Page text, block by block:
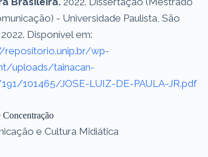
- Universidade Paulista, São
Disponível em:
repositorio.unip.br/wp-
uploads/tainacan-
101465/JOSE-LUIZ-DE-PAULA-JR.pdf
Concentração
e Cultura Midiática